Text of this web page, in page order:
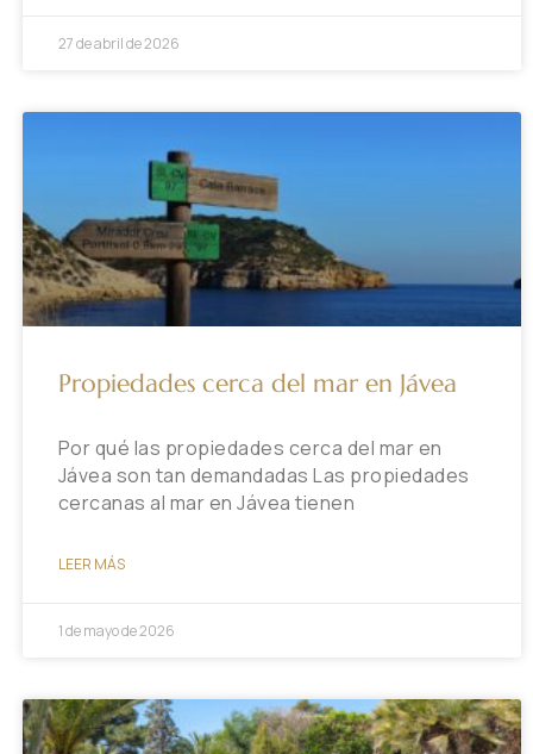
27 de abril de 2026
Propiedades cerca del mar en Jávea
Por qué las propiedades cerca del mar en
Jávea son tan demandadas Las propiedades
cercanas al mar en Jávea tienen
LEER MÁS
1 de mayo de 2026